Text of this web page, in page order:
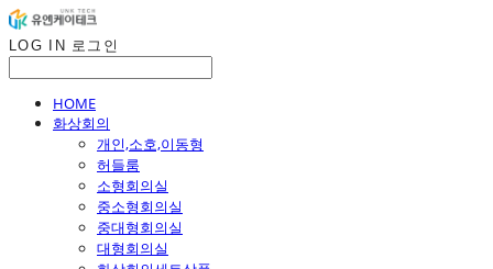
LOG IN 로그인
HOME
화상회의
개인,소호,이동형
허들룸
소형회의실
중소형회의실
중대형회의실
대형회의실